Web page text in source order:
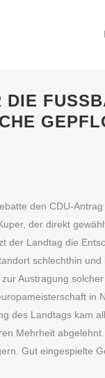
den CDU-
der direkt
der Landtag die
schlechthin
Austragung
des Landtags kam
Mehrheit
Gut eingespielte